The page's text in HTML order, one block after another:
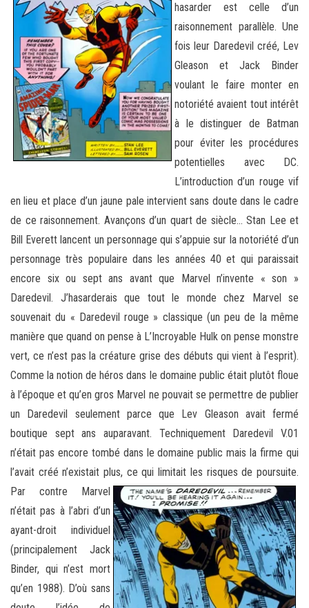
hasarder est celle d’un
raisonnement parallèle. Une
fois leur Daredevil créé, Lev
Gleason et Jack Binder
voulant le faire monter en
notoriété avaient tout intérêt
à le distinguer de Batman
pour éviter les procédures
potentielles avec DC.
L’introduction d’un rouge vif
en lieu et place d’un jaune pale intervient sans doute dans le cadre
de ce raisonnement. Avançons d’un quart de siècle… Stan Lee et
Bill Everett lancent un personnage qui s’appuie sur la notoriété d’un
personnage très populaire dans les années 40 et qui paraissait
encore six ou sept ans avant que Marvel n’invente « son »
Daredevil. J’hasarderais que tout le monde chez Marvel se
souvenait du « Daredevil rouge » classique (un peu de la même
manière que quand on pense à L’Incroyable Hulk on pense monstre
vert, ce n’est pas la créature grise des débuts qui vient à l’esprit).
Comme la notion de héros dans le domaine public était plutôt floue
à l’époque et qu’en gros Marvel ne pouvait se permettre de publier
un Daredevil seulement parce que Lev Gleason avait fermé
boutique sept ans auparavant. Techniquement Daredevil V.01
n’était pas encore tombé dans le domaine public mais la firme qui
l’avait créé n’existait plus, ce qui limitait les risques de poursuite.
Par contre Marvel
n’était pas à l’abri d’un
ayant-droit individuel
(principalement Jack
Binder, qui n’est mort
qu’en 1988). D’où sans